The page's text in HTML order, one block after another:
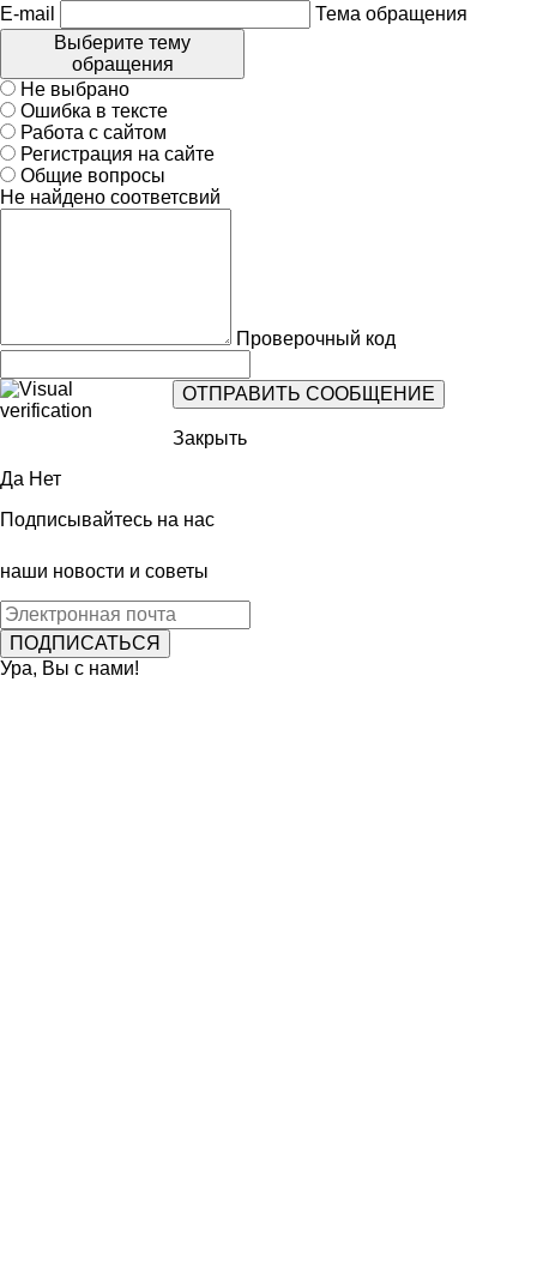
E-mail
Тема обращения
Выберите тему
обращения
Не выбрано
Ошибка в тексте
Работа с сайтом
Регистрация на сайте
Общие вопросы
Не найдено соответсвий
Проверочный код
Закрыть
Да Нет
Подписывайтесь на нас
наши новости и советы
Ура, Вы с нами!